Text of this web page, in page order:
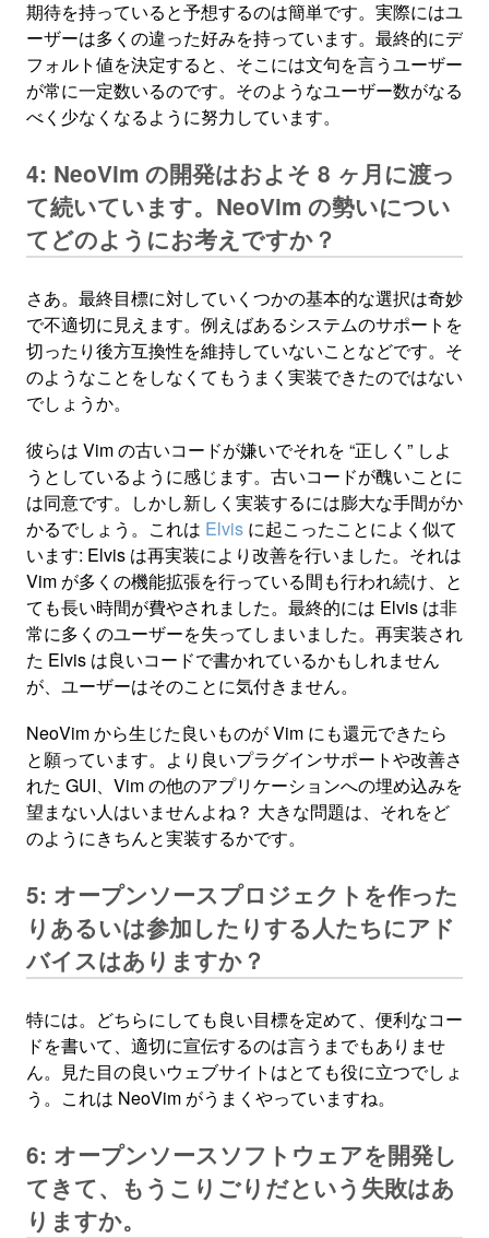
期待を持っていると予想するのは簡単です。実際にはユ
ーザーは多くの違った好みを持っています。最終的にデ
フォルト値を決定すると、そこには文句を言うユーザー
が常に一定数いるのです。そのようなユーザー数がなる
べく少なくなるように努力しています。
4: NeoVim の開発はおよそ 8 ヶ月に渡っ
て続いています。NeoVim の勢いについ
てどのようにお考えですか？
さあ。最終目標に対していくつかの基本的な選択は奇妙
で不適切に見えます。例えばあるシステムのサポートを
切ったり後方互換性を維持していないことなどです。そ
のようなことをしなくてもうまく実装できたのではない
でしょうか。
彼らは Vim の古いコードが嫌いでそれを “正しく” しよ
うとしているように感じます。古いコードが醜いことに
は同意です。しかし新しく実装するには膨大な手間がか
かるでしょう。これは Elvis に起こったことによく似て
います: Elvis は再実装により改善を行いました。それは
Vim が多くの機能拡張を行っている間も行われ続け、と
ても長い時間が費やされました。最終的には Elvis は非
常に多くのユーザーを失ってしまいました。再実装され
た Elvis は良いコードで書かれているかもしれません
が、ユーザーはそのことに気付きません。
NeoVim から生じた良いものが Vim にも還元できたら
と願っています。より良いプラグインサポートや改善さ
れた GUI、Vim の他のアプリケーションへの埋め込みを
望まない人はいませんよね？ 大きな問題は、それをど
のようにきちんと実装するかです。
5: オープンソースプロジェクトを作った
りあるいは参加したりする人たちにアド
バイスはありますか？
特には。どちらにしても良い目標を定めて、便利なコー
ドを書いて、適切に宣伝するのは言うまでもありませ
ん。見た目の良いウェブサイトはとても役に立つでしょ
う。これは NeoVim がうまくやっていますね。
6: オープンソースソフトウェアを開発し
てきて、もうこりごりだという失敗はあ
りますか。